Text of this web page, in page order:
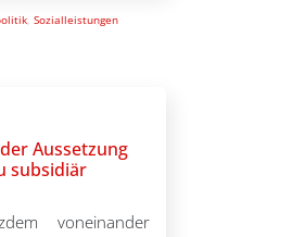
Unterkünften
halten die
über
Ernährung der
Die Bezahlkarte
, Sozialleistungen
Aussetzung
subsidiär
voneinander